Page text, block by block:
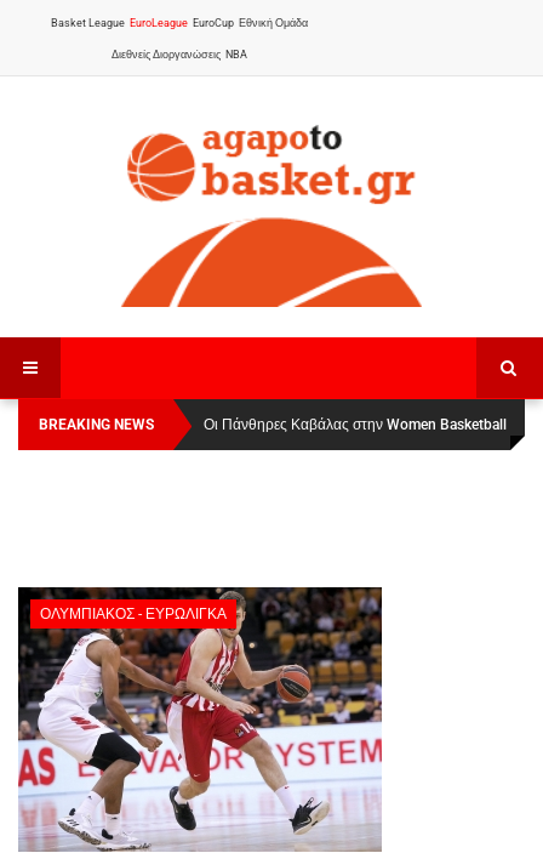
Basket League EuroLeague EuroCup Εθνική Ομάδα
Διεθνείς Διοργανώσεις NBA
BREAKING NEWS
Οι Πάνθηρες Καβάλας στην Women Basketball
League 1
Αναχώρησε για τα Γιάννενα η Εθνική Γυναικών
ΟΛΥΜΠΙΑΚΌΣ - ΕΥΡΩΛΊΓΚΑ